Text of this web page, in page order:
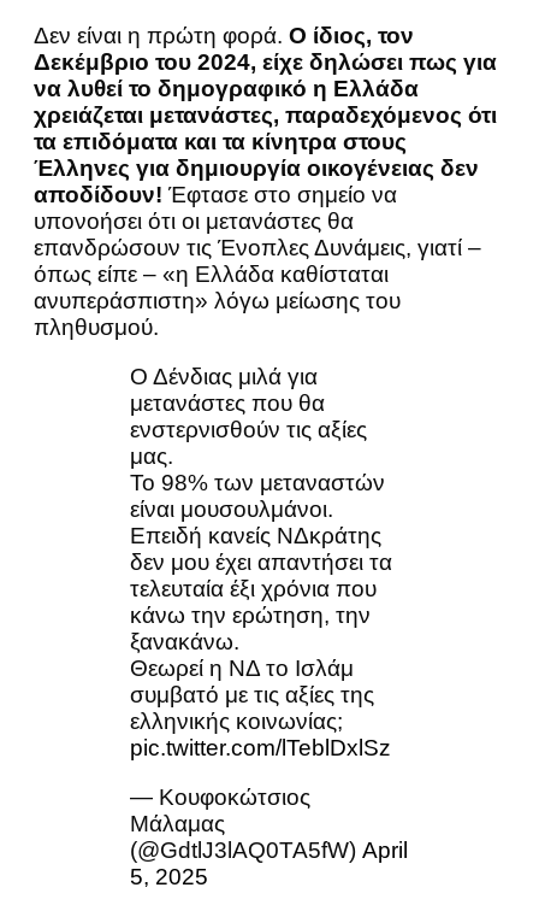
Δεν είναι η πρώτη φορά. Ο ίδιος, τον
Δεκέμβριο του 2024, είχε δηλώσει πως για
να λυθεί το δημογραφικό η Ελλάδα
χρειάζεται μετανάστες, παραδεχόμενος ότι
τα επιδόματα και τα κίνητρα στους
Έλληνες για δημιουργία οικογένειας δεν
αποδίδουν! Έφτασε στο σημείο να
υπονοήσει ότι οι μετανάστες θα
επανδρώσουν τις Ένοπλες Δυνάμεις, γιατί –
όπως είπε – «η Ελλάδα καθίσταται
ανυπεράσπιστη» λόγω μείωσης του
πληθυσμού.
Ο Δένδιας μιλά για
μετανάστες που θα
ενστερνισθούν τις αξίες
μας.
Το 98% των μεταναστών
είναι μουσουλμάνοι.
Επειδή κανείς ΝΔκράτης
δεν μου έχει απαντήσει τα
τελευταία έξι χρόνια που
κάνω την ερώτηση, την
ξανακάνω.
Θεωρεί η ΝΔ το Ισλάμ
συμβατό με τις αξίες της
ελληνικής κοινωνίας;
pic.twitter.com/lTeblDxlSz
— Κουφοκώτσιος
Μάλαμας
(@GdtlJ3lAQ0TA5fW) April
5, 2025